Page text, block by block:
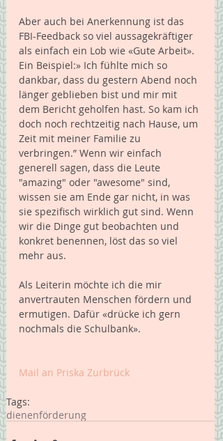
Aber auch bei Anerkennung ist das
FBI-Feedback so viel aussagekräftiger
als einfach ein Lob wie «Gute Arbeit».
Ein Beispiel:» Ich fühlte mich so
dankbar, dass du gestern Abend noch
länger geblieben bist und mir mit
dem Bericht geholfen hast. So kam ich
doch noch rechtzeitig nach Hause, um
Zeit mit meiner Familie zu
verbringen.” Wenn wir einfach
generell sagen, dass die Leute
"amazing" oder "awesome" sind,
wissen sie am Ende gar nicht, in was
sie spezifisch wirklich gut sind. Wenn
wir die Dinge gut beobachten und
konkret benennen, löst das so viel
mehr aus.
Als Leiterin möchte ich die mir
anvertrauten Menschen fördern und
ermutigen. Dafür «drücke ich gern
nochmals die Schulbank».
Mail an Priska Zurbrück
Tags:
dienenförderung